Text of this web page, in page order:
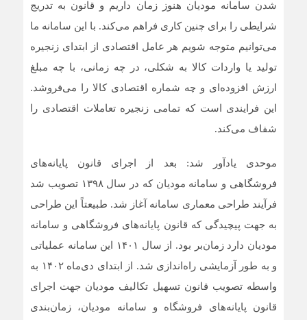
شدن سامانه مودیان هنوز زمان داریم و قانون به تدریج
شرایطی را برای چنین کاری فراهم می‌کند. با این سامانه ما
می‌توانیم متوجه شویم هر عامل اقتصادی از ابتدای زنجیره
تولید یا واردات کالا به شکلی، در چه زمانی، با چه مبلغ
ارزش افزوده‌ای و چه شماره اقتصادی کالا را می‌فروشد.
این فرایندی است که تمامی زنجیره تعاملات اقتصادی را
شفاف می‌کند.
موحدی یادآور شد: بعد از اجرای قانون پایانه‌های
فروشگاهی و سامانه مودیان که در سال ۱۳۹۸ تصویب شد
فرآیند طراحی معماری سامانه آغاز شد. طبیعتاً این طراحی
به جهت پیچیدگی که قانون پایانه‌های فروشگاهی و سامانه
مودیان دارد زمان‌بر بود. از سال ۱۴۰۱ این سامانه عملیاتی
و به طور آزمایشی راه‌اندازی شد. از ابتدای دی‌ماه ۱۴۰۲ به
واسطه تصویب قانون تسهیل تکالیف مودیان جهت اجرای
قانون پایانه‌های فروشگاه و سامانه مودیان، زمان‌بندی